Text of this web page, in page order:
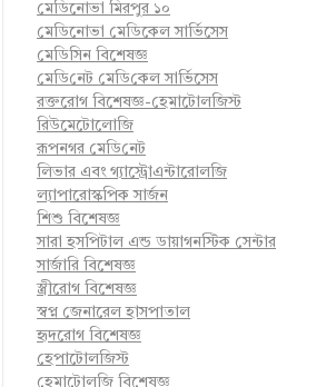
মেডিনোভা মিরপুর ১০
মেডিনোভা মেডিকেল সার্ভিসেস
মেডিসিন বিশেষজ্ঞ
মে‌ডি‌নেট মে‌ডি‌কেল সা‌র্ভিসেস
রক্তরোগ বিশেষজ্ঞ-হেমাটোলজিস্ট
রিউমেটোলোজি
রূপনগর মে‌ডি‌নেট
লিভার এবং গ্যাস্ট্রোএন্টারোলজি
ল্যাপারোস্কপিক সার্জন
শিশু বিশেষজ্ঞ
সারা হসপিটাল এন্ড ডায়াগনস্টিক সেন্টার
সার্জারি বিশেষজ্ঞ
স্ত্রীরোগ বিশেষজ্ঞ
স্বপ্ন জেনারেল হাসপাতাল
হৃদরোগ বিশেষজ্ঞ
হেপাটোলজিস্ট
হেমাটোলজি বিশেষজ্ঞ